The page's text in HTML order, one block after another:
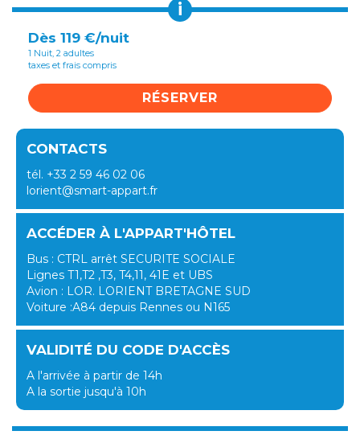
i
Dès 119 €/nuit
1 Nuit, 2 adultes
taxes et frais compris
RÉSERVER
CONTACTS
tél. +33 2 59 46 02 06
lorient@smart-appart.fr
ACCÉDER À L'APPART'HÔTEL
Bus : CTRL arrêt SECURITE SOCIALE
Lignes T1,T2 ,T3, T4,11, 41E et UBS
Avion : LOR. LORIENT BRETAGNE SUD
Voiture :A84 depuis Rennes ou N165
VALIDITÉ DU CODE D'ACCÈS
A l'arrivée à partir de 14h
A la sortie jusqu'à 10h